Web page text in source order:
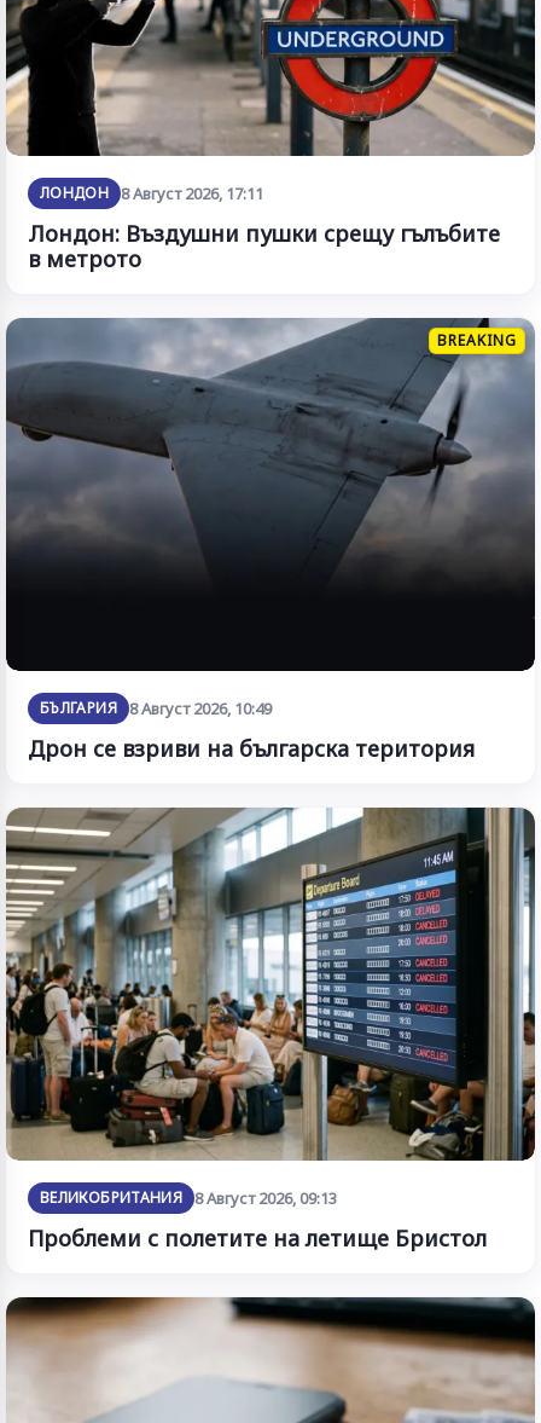
ЛОНДОН 8 Август 2026, 17:11
Лондон: Въздушни пушки срещу гълъбите
в метрото
BREAKING
БЪЛГАРИЯ 8 Август 2026, 10:49
Дрон се взриви на българска територия
ВЕЛИКОБРИТАНИЯ 8 Август 2026, 09:13
Проблеми с полетите на летище Бристол